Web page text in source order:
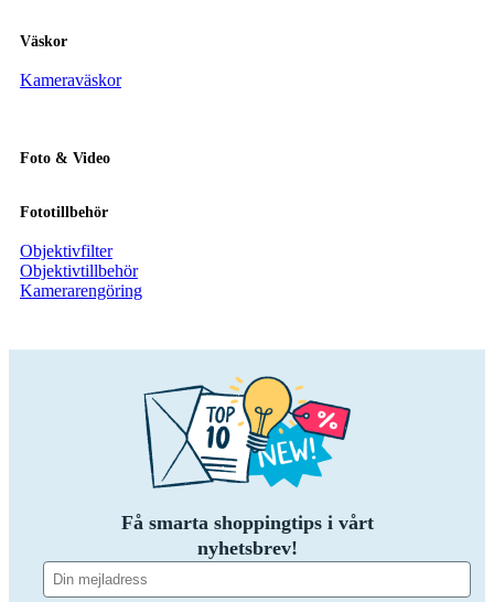
Väskor
Kameraväskor
Foto & Video
Fototillbehör
Objektivfilter
Objektivtillbehör
Kamerarengöring
Få smarta shoppingtips i vårt
nyhetsbrev!